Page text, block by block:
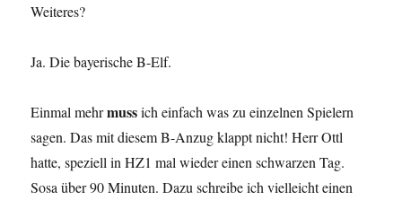
Weiteres?
Ja. Die bayerische B-Elf.
Einmal mehrmussich einfach was zu einzelnen Spielern
sagen. Das mit diesem B-Anzug klappt nicht! Herr Ottl
hatte, speziell in HZ1 mal wieder einen schwarzen Tag.
Sosa über 90 Minuten. Dazu schreibe ich vielleicht einen